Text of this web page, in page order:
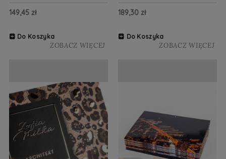
149,45 zł
Do Koszyka
ZOBACZ WIĘCEJ
189,30 zł
Do Koszyka
ZOBACZ WIĘCEJ